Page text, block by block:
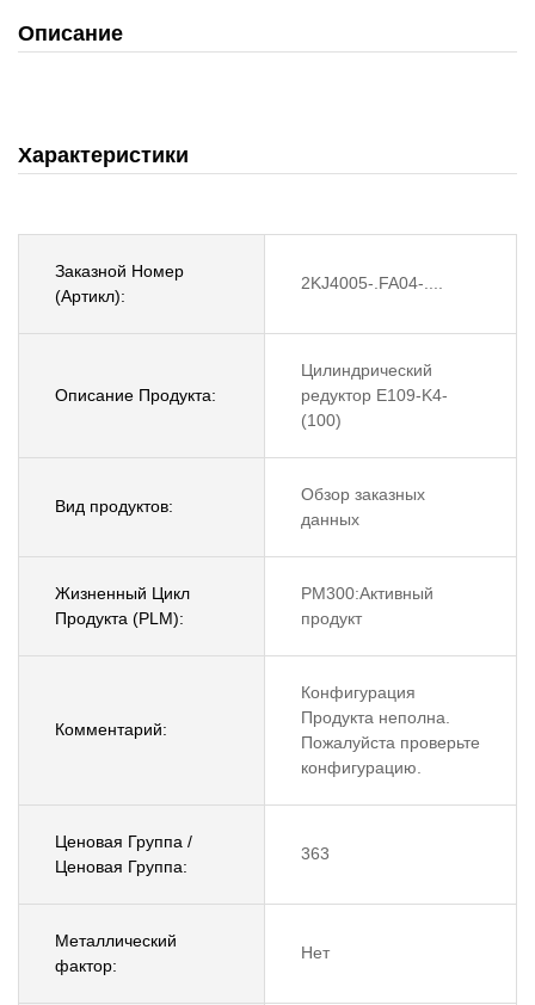
Описание
Характеристики
Заказной Номер
(Артикл):
2KJ4005-.FA04-....
Описание Продукта:
Цилиндрический
редуктор E109-K4-
(100)
Вид продуктов:
Обзор заказных
данных
Жизненный Цикл
Продукта (PLM):
PM300:Активный
продукт
Комментарий:
Конфигурация
Продукта неполна.
Пожалуйста проверьте
конфигурацию.
Ценовая Группа /
Ценовая Группа:
363
Металлический
фактор:
Нет